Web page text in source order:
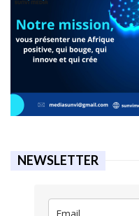
NEWSLETTER